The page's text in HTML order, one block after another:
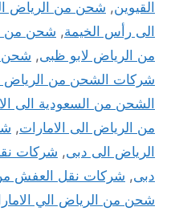
القيوين, شحن من الرياض
الى رأس الخيمة, شحن من
من الرياض لابو ظبى, شحن
شركات الشحن من الرياض
الشحن من السعودية الى
من الرياض الى الامارات,
الرياض الى دبى, شركات
دبى, شركات نقل العفش من
شحن من الرياض الي